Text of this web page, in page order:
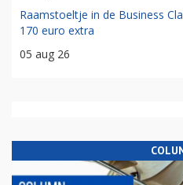
Raamstoeltje in de Business
170 euro extra
05 aug 26